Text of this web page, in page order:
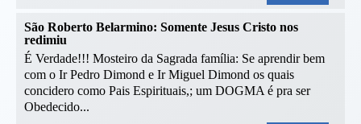
São Roberto Belarmino: Somente Jesus Cristo nos
redimiu
É Verdade!!! Mosteiro da Sagrada família: Se aprendir bem
com o Ir Pedro Dimond e Ir Miguel Dimond os quais
concidero como Pais Espirituais,; um DOGMA é pra ser
Obedecido...